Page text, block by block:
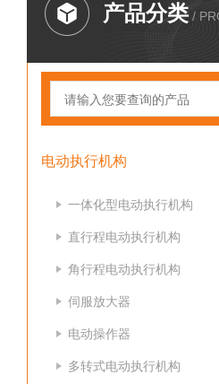
产品分类 /
电动执行机构
一体化型电动执行机构
直行程电动执行机构
角行程电动执行机构
伺服放大器
电动操作器
多转式电动执行机构